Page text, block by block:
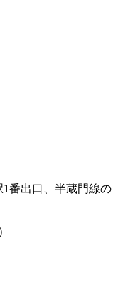
番出口、半蔵門線の